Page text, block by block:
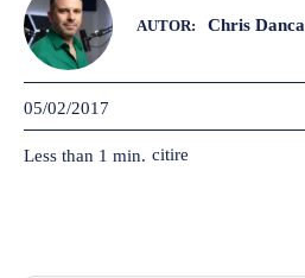
AUTOR: Chris Danca
05/02/2017
Less than 1 min. citire